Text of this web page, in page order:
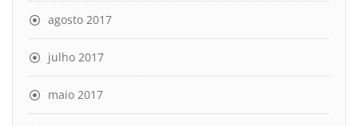
agosto 2017
julho 2017
maio 2017